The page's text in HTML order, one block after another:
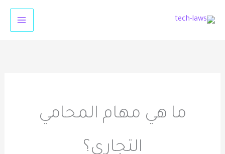
ما هي مهام المحامي
التجاري؟